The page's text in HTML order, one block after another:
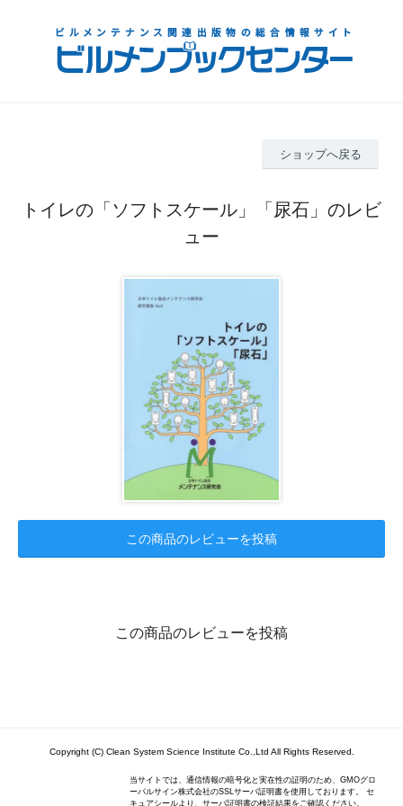
ショップへ戻る
トイレの「ソフトスケール」「尿石」のレビ
ュー
この商品のレビューを投稿
この商品のレビューを投稿
Copyright (C) Clean System Science Institute Co.,Ltd All Rights Reserved.
当サイトでは、通信情報の暗号化と実在性の証明のため、GMOグロ
ーバルサイン株式会社のSSLサーバ証明書を使用しております。 セ
キュアシールより、サーバ証明書の検証結果をご確認ください。